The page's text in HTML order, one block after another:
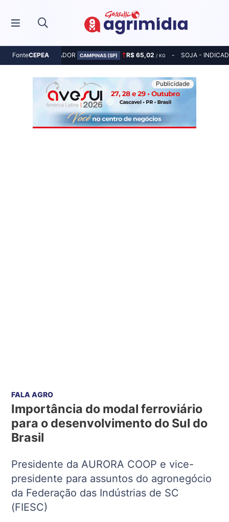
FonteCEPEA
MILHO - INDICADOR CAMPINAS (SP) R$ 65,02 / KG SOJA -
FALA AGRO
Importância do modal ferroviário
para o desenvolvimento do Sul do
Brasil
Presidente da AURORA COOP e vice-
presidente para assuntos do agronegócio
da Federação das Indústrias de SC
(FIESC)